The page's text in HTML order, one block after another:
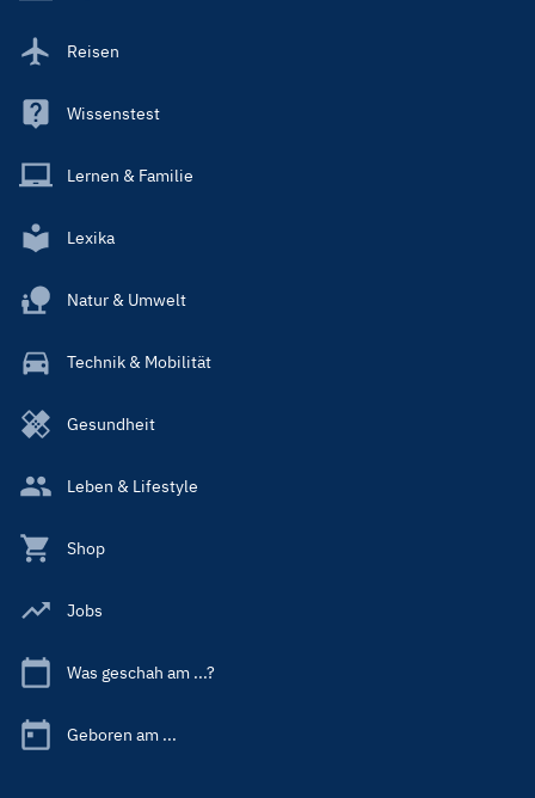
Reisen
Wissenstest
Lernen & Familie
Lexika
Natur & Umwelt
Technik & Mobilität
Gesundheit
Leben & Lifestyle
Shop
Jobs
Was geschah am ...?
Geboren am ...